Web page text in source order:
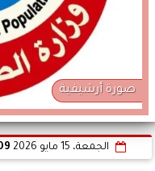
صورة أرشيفية
الجمعة، 15 مايو 2026